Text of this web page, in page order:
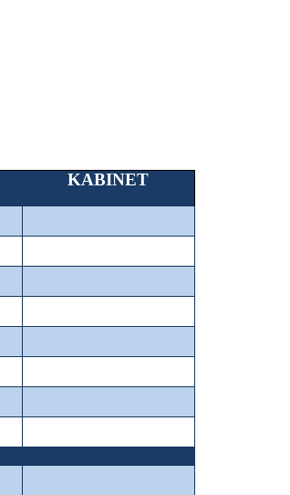
KABINET